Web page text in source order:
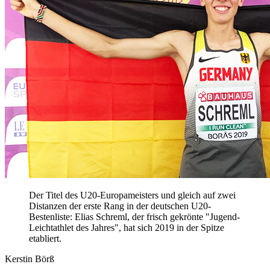
Der Titel des U20-Europameisters und gleich auf zwei
Distanzen der erste Rang in der deutschen U20-
Bestenliste: Elias Schreml, der frisch gekrönte "Jugend-
Leichtathlet des Jahres", hat sich 2019 in der Spitze
etabliert.
Kerstin Börß